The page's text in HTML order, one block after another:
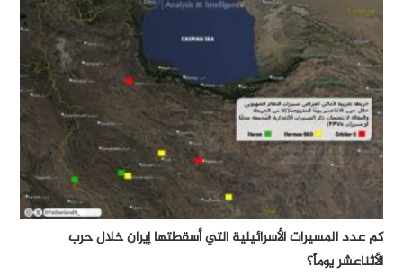
كم عدد المسيرات الأسرائيلية التي أسقطتها إيران خلال حرب
الأثناعشر يوماً؟